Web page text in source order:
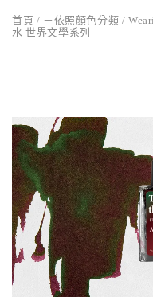
首頁 / －依照顏色分類 /
水 世界文學系列